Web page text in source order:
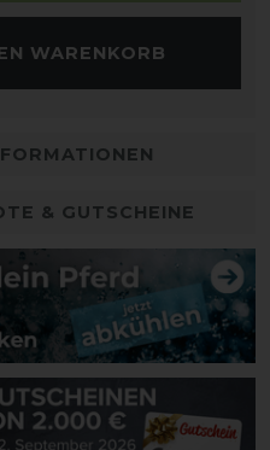
WARENKORB
& GUTSCHEINE